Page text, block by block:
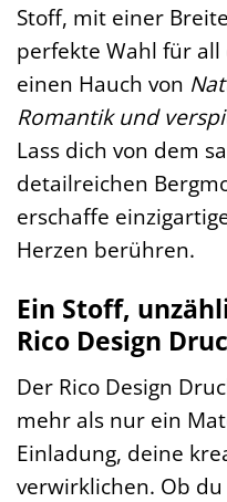
Stoff, mit einer
perfekte Wahl für
einen Hauch von
Romantik und
Lass dich von dem
detailreichen
erschaffe
Herzen berühren.
Ein Stoff,
Rico Design
Der Rico Design
mehr als nur ein
Einladung, deine
verwirklichen. Ob